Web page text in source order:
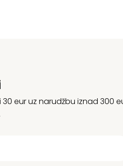
eur uz narudžbu iznad 300